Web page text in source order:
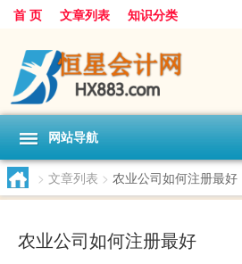
首 页 文章列表 知识分类
网站导航
> 文章列表 > 农业公司如何注册最好
农业公司如何注册最好